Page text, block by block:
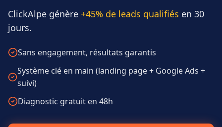
ClickAlpe génère +45% de leads qualifiés en 30
jours.
Sans engagement, résultats garantis
Système clé en main (landing page + Google Ads +
suivi)
Diagnostic gratuit en 48h